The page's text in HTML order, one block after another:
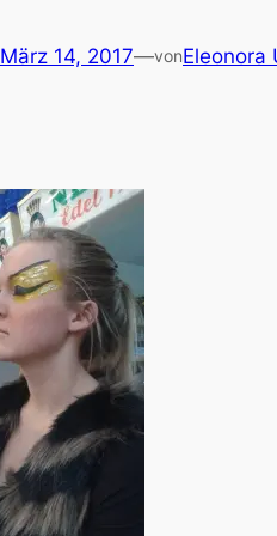
März 14, 2017—vonEleonora